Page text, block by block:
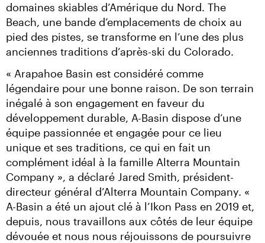
domaines skiables d’Amérique du Nord. The
Beach, une bande d’emplacements de choix au
pied des pistes, se transforme en l’une des plus
anciennes traditions d’après-ski du Colorado.
« Arapahoe Basin est considéré comme
légendaire pour une bonne raison. De son terrain
inégalé à son engagement en faveur du
développement durable, A-Basin dispose d’une
équipe passionnée et engagée pour ce lieu
unique et ses traditions, ce qui en fait un
complément idéal à la famille Alterra Mountain
Company », a déclaré Jared Smith, président-
directeur général d’Alterra Mountain Company. «
A-Basin a été un ajout clé à l’Ikon Pass en 2019 et,
depuis, nous travaillons aux côtés de leur équipe
dévouée et nous nous réjouissons de poursuivre